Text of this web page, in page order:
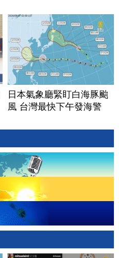
日本氣象廳緊盯白海豚颱
風 台灣最快下午發海警